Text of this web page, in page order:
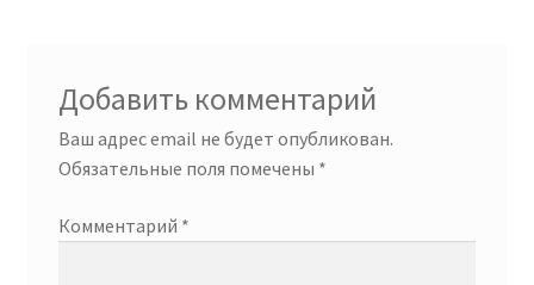
Добавить комментарий
Ваш адрес email не будет опубликован.
Обязательные поля помечены *
Комментарий *